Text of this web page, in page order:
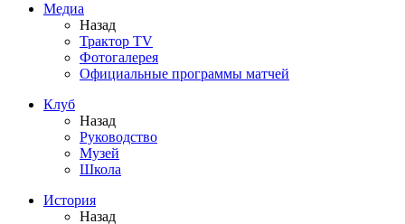
Медиа
Назад
Трактор TV
Фотогалерея
Официальные программы матчей
Клуб
Назад
Руководство
Музей
Школа
История
Назад